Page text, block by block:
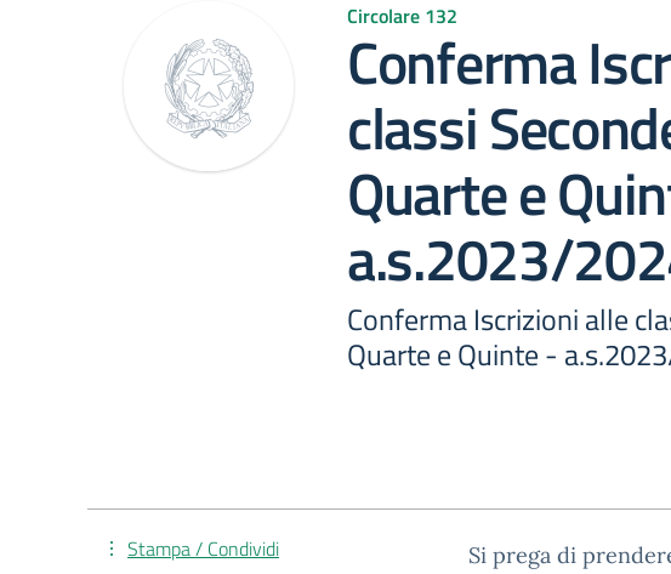
Circolare 132
Conferma
classi
Quarte e
a.s.2023/
Conferma Iscrizioni alle
Quarte e Quinte -
Si prega di
Stampa / Condividi